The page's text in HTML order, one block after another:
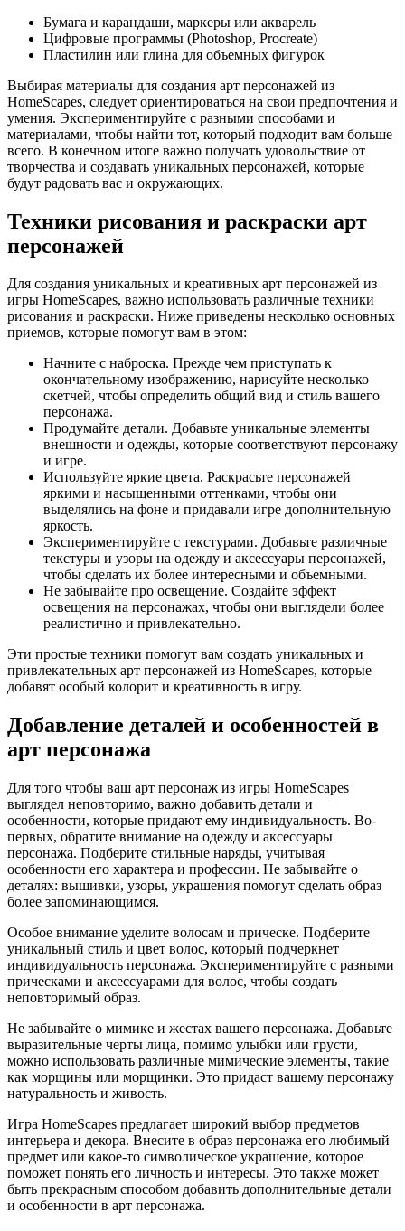
Бумага и карандаши, маркеры или акварель
Цифровые программы (Photoshop, Procreate)
Пластилин или глина для объемных фигурок
Выбирая материалы для создания арт персонажей из
HomeScapes, следует ориентироваться на свои предпочтения и
умения. Экспериментируйте с разными способами и
материалами, чтобы найти тот, который подходит вам больше
всего. В конечном итоге важно получать удовольствие от
творчества и создавать уникальных персонажей, которые
будут радовать вас и окружающих.
Техники рисования и раскраски арт
персонажей
Для создания уникальных и креативных арт персонажей из
игры HomeScapes, важно использовать различные техники
рисования и раскраски. Ниже приведены несколько основных
приемов, которые помогут вам в этом:
Начните с наброска. Прежде чем приступать к
окончательному изображению, нарисуйте несколько
скетчей, чтобы определить общий вид и стиль вашего
персонажа.
Продумайте детали. Добавьте уникальные элементы
внешности и одежды, которые соответствуют персонажу
и игре.
Используйте яркие цвета. Раскрасьте персонажей
яркими и насыщенными оттенками, чтобы они
выделялись на фоне и придавали игре дополнительную
яркость.
Экспериментируйте с текстурами. Добавьте различные
текстуры и узоры на одежду и аксессуары персонажей,
чтобы сделать их более интересными и объемными.
Не забывайте про освещение. Создайте эффект
освещения на персонажах, чтобы они выглядели более
реалистично и привлекательно.
Эти простые техники помогут вам создать уникальных и
привлекательных арт персонажей из HomeScapes, которые
добавят особый колорит и креативность в игру.
Добавление деталей и особенностей в
арт персонажа
Для того чтобы ваш арт персонаж из игры HomeScapes
выглядел неповторимо, важно добавить детали и
особенности, которые придают ему индивидуальность. Во-
первых, обратите внимание на одежду и аксессуары
персонажа. Подберите стильные наряды, учитывая
особенности его характера и профессии. Не забывайте о
деталях: вышивки, узоры, украшения помогут сделать образ
более запоминающимся.
Особое внимание уделите волосам и прическе. Подберите
уникальный стиль и цвет волос, который подчеркнет
индивидуальность персонажа. Экспериментируйте с разными
прическами и аксессуарами для волос, чтобы создать
неповторимый образ.
Не забывайте о мимике и жестах вашего персонажа. Добавьте
выразительные черты лица, помимо улыбки или грусти,
можно использовать различные мимические элементы, такие
как морщины или морщинки. Это придаст вашему персонажу
натуральность и живость.
Игра HomeScapes предлагает широкий выбор предметов
интерьера и декора. Внесите в образ персонажа его любимый
предмет или какое-то символическое украшение, которое
поможет понять его личность и интересы. Это также может
быть прекрасным способом добавить дополнительные детали
и особенности в арт персонажа.